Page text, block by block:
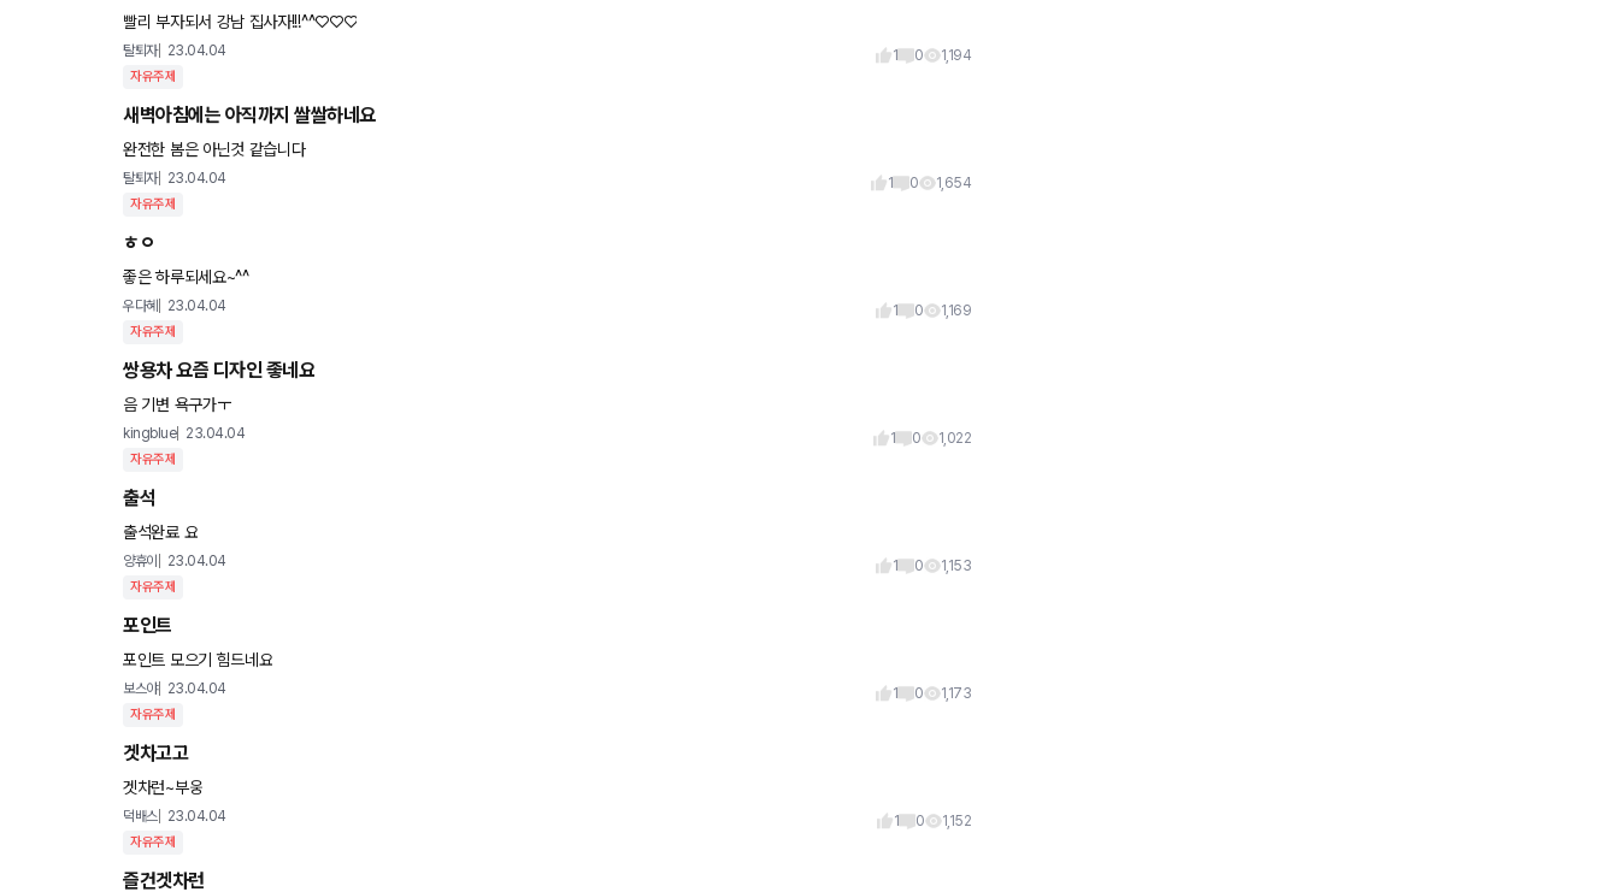
빨리 부자되서 강남 집사자!!!^^♡♡♡
탈퇴자 23.04.04 1 0 1,194
자유주제
새벽아침에는 아직까지 쌀쌀하네요
완전한 봄은 아닌것 같습니다
탈퇴자 23.04.04 1 0 1,654
자유주제
ㅎㅇ
좋은 하루되세요~^^
우다혜 23.04.04 1 0 1,169
자유주제
쌍용차 요즘 디자인 좋네요
음 기변 욕구가ㅜ
kingblue 23.04.04 1 0 1,022
자유주제
출석
출석완료 요
양휴이 23.04.04 1 0 1,153
자유주제
포인트
포인트 모으기 힘드네요
보스야 23.04.04 1 0 1,173
자유주제
겟차고고
겟차런~부웅
덕배스 23.04.04 1 0 1,152
자유주제
즐건겟차런